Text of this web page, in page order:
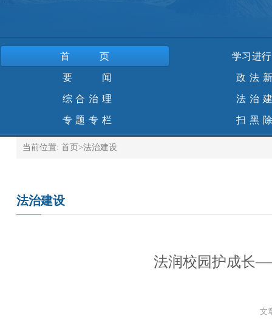
首页 学习进
要 闻 政法
综合治理 法治
专题专栏 扫黑
当前位置: 首页 >法治建设
法治建设
法润校园护成长
文